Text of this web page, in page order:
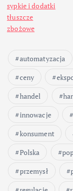
sypkie i dodatki
tłuszcze
zbożowe
automatyzacja
ceny
handel
innowacje
konsument
Polska
przemysł